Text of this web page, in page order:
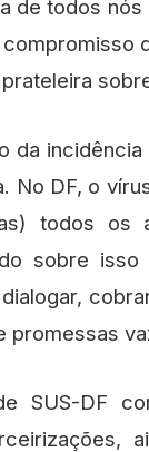
de todos
da
No DF, o
todos os
sobre
promessas
SUS-DF